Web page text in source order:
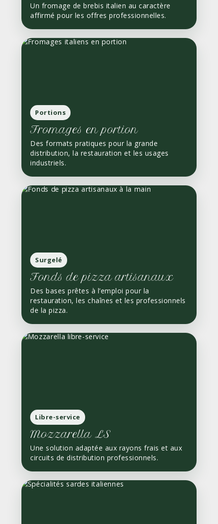
Un fromage de brebis italien au caractère
affirmé pour les offres professionnelles.
Portions
Fromages en portion
Des formats pratiques pour la grande
distribution, la restauration et les usages
industriels.
Surgelé
Fonds de pizza artisanaux
Des bases prêtes à l’emploi pour la
restauration, les chaînes et les professionnels
de la pizza.
Libre-service
Mozzarella LS
Une solution adaptée aux rayons frais et aux
circuits de distribution professionnels.